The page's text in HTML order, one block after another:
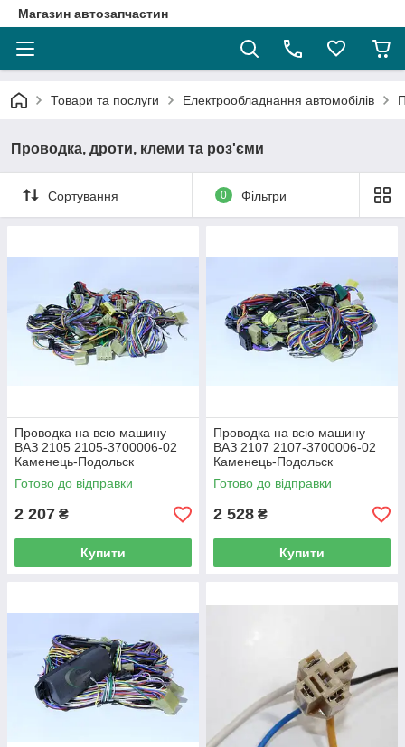
Магазин автозапчастин
Товари та послуги Електрообладнання автомобілів
Проводка, дроти, клеми та роз'єми
Сортування 0 Фільтри
Проводка на всю машину
ВАЗ 2105 2105-3700006-02
Каменець-Подольск
Готово до відправки
2 207 ₴
Купити
Проводка на всю машину
ВАЗ 2107 2107-3700006-02
Каменець-Подольск
Готово до відправки
2 528 ₴
Купити